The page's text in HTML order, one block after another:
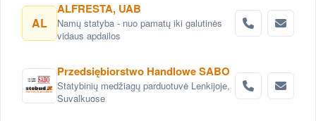
AL
ALFRESTA, UAB
Namų statyba - nuo pamatų iki galutinės
vidaus apdailos
Przedsiębiorstwo Handlowe SABO
Statybinių medžiagų parduotuvė Lenkijoje,
Suvalkuose